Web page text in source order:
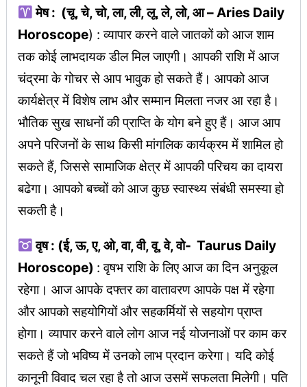
मेष : (चू, चे, चो, ला, ली, लू, ले, लो, आ – Aries Daily
Horoscope) : व्यापार करने वाले जातकों को आज शाम
तक कोई लाभदायक डील मिल जाएगी। आपकी राशि में आज
चंद्रमा के गोचर से आप भावुक हो सकते हैं। आपको आज
कार्यक्षेत्र में विशेष लाभ और सम्मान मिलता नजर आ रहा है।
भौतिक सुख साधनों की प्राप्ति के योग बने हुए हैं। आज आप
अपने परिजनों के साथ किसी मांगलिक कार्यक्रम में शामिल हो
सकते हैं, जिससे सामाजिक क्षेत्र में आपकी परिचय का दायरा
बढेगा। आपको बच्चों को आज कुछ स्वास्थ्य संबंधी समस्या हो
सकती है।
वृष : (ई, ऊ, ए, ओ, वा, वी, वू, वे, वो- Taurus Daily
Horoscope) : वृषभ राशि के लिए आज का दिन अनुकूल
रहेगा। आज आपके दफ्तर का वातावरण आपके पक्ष में रहेगा
और आपको सहयोगियों और सहकर्मियों से सहयोग प्राप्त
होगा। व्यापार करने वाले लोग आज नई योजनाओं पर काम कर
सकते हैं जो भविष्य में उनको लाभ प्रदान करेगा। यदि कोई
कानूनी विवाद चल रहा है तो आज उसमें सफलता मिलेगी। पति